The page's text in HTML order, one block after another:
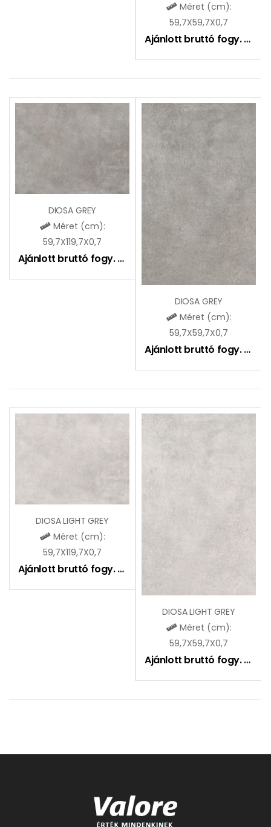
Méret (cm):
59,7X59,7X0,7
Ajánlott bruttó fogy. ár:
DIOSA GREY
Méret (cm):
59,7X119,7X0,7
Ajánlott bruttó fogy. ár: Ft
DIOSA GREY
Méret (cm):
59,7X59,7X0,7
Ajánlott bruttó fogy. ár:
DIOSA LIGHT GREY
Méret (cm):
59,7X119,7X0,7
Ajánlott bruttó fogy. ár:
DIOSA LIGHT GREY
Méret (cm):
59,7X59,7X0,7
Ajánlott bruttó fogy. ár: